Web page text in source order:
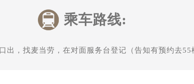
乘车路线:
出，找麦当劳，在对面服务台登记（告知有预约去